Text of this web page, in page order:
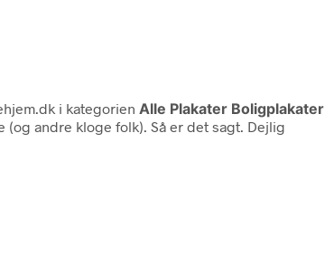
i kategorien Alle Plakater Boligplakater
(og andre kloge folk). Så er det sagt. Dejlig